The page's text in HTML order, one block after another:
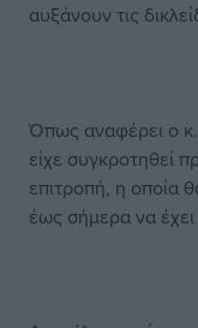
αυξάνουν τις
Όπως αναφέρει ο
είχε συγκροτηθεί
επιτροπή, η οποία
έως σήμερα να